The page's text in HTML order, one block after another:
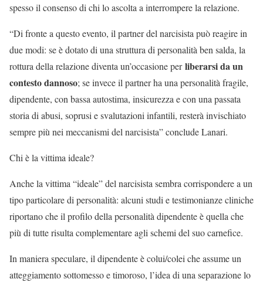
spesso il consenso di chi lo ascolta a interrompere la relazione.
“Di fronte a questo evento, il partner del narcisista può reagire in
due modi: se è dotato di una struttura di personalità ben salda, la
rottura della relazione diventa un’occasione perliberarsi da un
contesto dannoso; se invece il partner ha una personalità fragile,
dipendente, con bassa autostima, insicurezza e con una passata
storia di abusi, soprusi e svalutazioni infantili, resterà invischiato
sempre più nei meccanismi del narcisista” conclude Lanari.
Chi è la vittima ideale?
Anche la vittima “ideale” del narcisista sembra corrispondere a un
tipo particolare di personalità: alcuni studi e testimonianze cliniche
riportano che il profilo della personalità dipendente è quella che
più di tutte risulta complementare agli schemi del suo carnefice.
In maniera speculare, il dipendente è colui/colei che assume un
atteggiamento sottomesso e timoroso, l’idea di una separazione lo